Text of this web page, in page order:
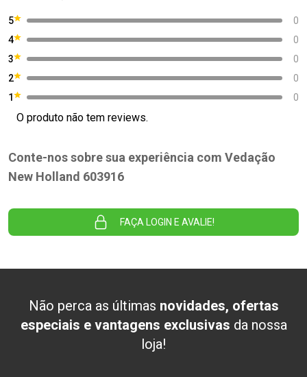
5
0
4
0
3
0
2
0
1
0
O produto não tem reviews.
Conte-nos sobre sua experiência com Vedação
New Holland 603916
FAÇA LOGIN E AVALIE!
Não perca as últimas novidades, ofertas
especiais e vantagens exclusivas da nossa
loja!